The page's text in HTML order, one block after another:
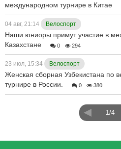
международном турнире в Китае
04 авг, 21:14 Велоспорт
Наши юниоры примут участие в
Казахстане
0 294
23 июл, 15:34 Велоспорт
Женская сборная Узбекистана по
турнире в России.
0 380
1/4